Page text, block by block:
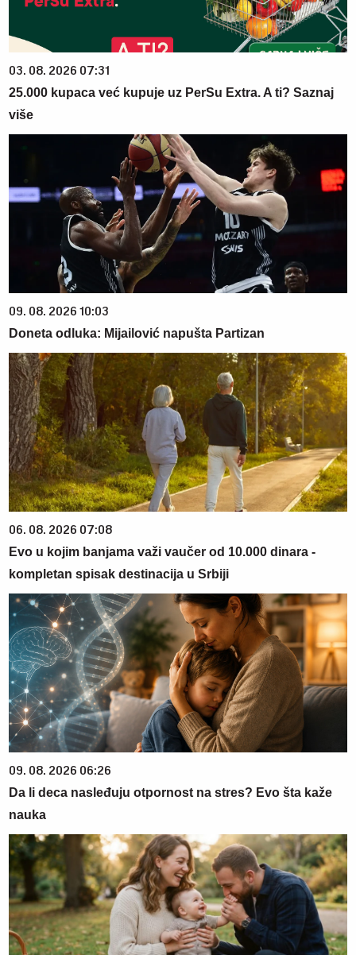
03. 08. 2026 07:31
25.000 kupaca već kupuje uz PerSu Extra. A ti? Saznaj
više
09. 08. 2026 10:03
Doneta odluka: Mijailović napušta Partizan
06. 08. 2026 07:08
Evo u kojim banjama važi vaučer od 10.000 dinara -
kompletan spisak destinacija u Srbiji
09. 08. 2026 06:26
Da li deca nasleđuju otpornost na stres? Evo šta kaže
nauka